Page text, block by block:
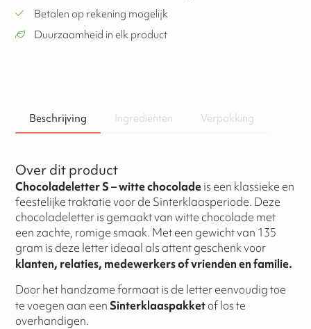
Betalen op rekening mogelijk
Duurzaamheid in elk product
Beschrijving Ingrediënten Verpakking
Over dit product
Chocoladeletter S – witte chocolade is een klassieke en
feestelijke traktatie voor de Sinterklaasperiode. Deze
chocoladeletter is gemaakt van witte chocolade met
een zachte, romige smaak. Met een gewicht van 135
gram is deze letter ideaal als attent geschenk voor
klanten, relaties, medewerkers of vrienden en familie.
Door het handzame formaat is de letter eenvoudig toe
te voegen aan eenSinterklaaspakket of los te
overhandigen.